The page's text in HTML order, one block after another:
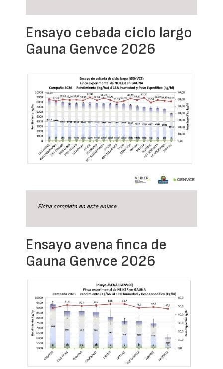
Ensayo cebada ciclo largo
Gauna Genvce 2026
Ficha completa en este enlace
Ensayo avena finca de
Gauna Genvce 2026